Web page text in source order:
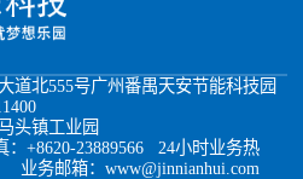
道北555号广州番禺天安节能科技园
头镇工业园
：+8620-23889566 24小时业务热
业务邮箱：www@jinnianhui.com